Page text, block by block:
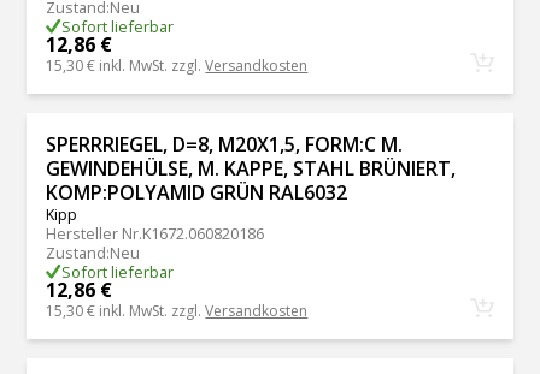
Zustand:Neu
Sofort lieferbar
12,86 €
15,30 € inkl. MwSt. zzgl.Versandkosten
SPERRRIEGEL, D=8, M20X1,5, FORM:C M.
GEWINDEHÜLSE, M. KAPPE, STAHL BRÜNIERT,
KOMP:POLYAMID GRÜN RAL6032
Kipp
Hersteller Nr.K1672.060820186
Zustand:Neu
Sofort lieferbar
12,86 €
15,30 € inkl. MwSt. zzgl.Versandkosten